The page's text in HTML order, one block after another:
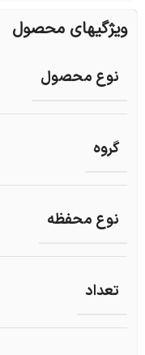
ویژگیهای محصول
نوع محصول
گروه
نوع محفظه
تعداد